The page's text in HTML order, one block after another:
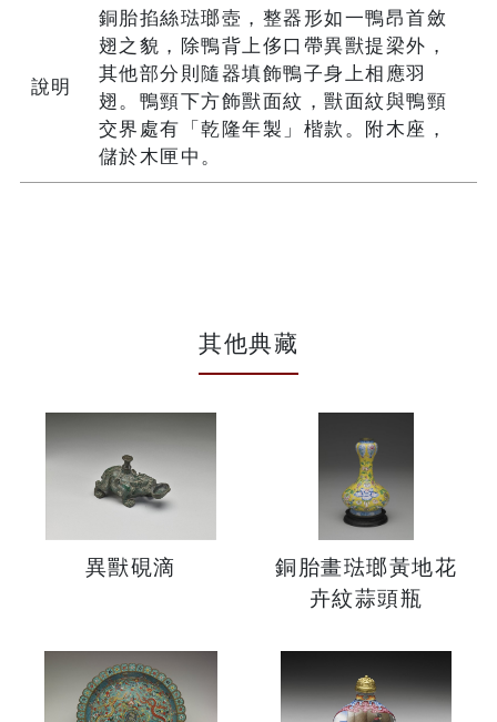
說明
銅胎掐絲琺瑯壺，整器形如一鴨昂首斂
翅之貌，除鴨背上侈口帶異獸提梁外，
其他部分則隨器填飾鴨子身上相應羽
翅。鴨頸下方飾獸面紋，獸面紋與鴨頸
交界處有「乾隆年製」楷款。附木座，
儲於木匣中。
其他典藏
異獸硯滴
銅胎畫琺瑯黃地花
卉紋蒜頭瓶